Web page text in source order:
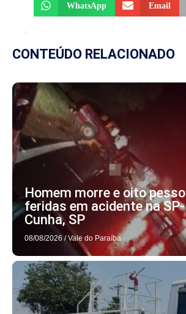
WhatsApp Email
CONTEÚDO RELACIONADO
Homem morre e oito
feridas em acidente na
Cunha, SP
08/08/2026 / Vale do Paraíba